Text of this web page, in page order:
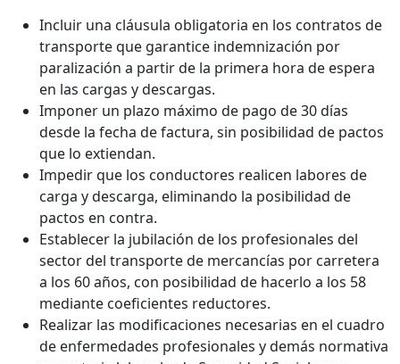
Incluir una cláusula obligatoria en los contratos de
transporte que garantice indemnización por
paralización a partir de la primera hora de espera
en las cargas y descargas.
Imponer un plazo máximo de pago de 30 días
desde la fecha de factura, sin posibilidad de pactos
que lo extiendan.
Impedir que los conductores realicen labores de
carga y descarga, eliminando la posibilidad de
pactos en contra.
Establecer la jubilación de los profesionales del
sector del transporte de mercancías por carretera
a los 60 años, con posibilidad de hacerlo a los 58
mediante coeficientes reductores.
Realizar las modificaciones necesarias en el cuadro
de enfermedades profesionales y demás normativa